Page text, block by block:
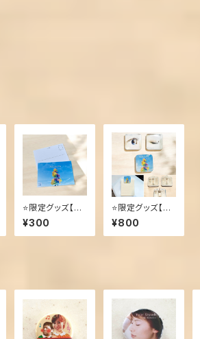
⭐️限定グッズ【ポ
ストカード ６枚
セット】
¥300
⭐️限定グッズ【ク
リップ缶バッチ３
個セット】
¥800